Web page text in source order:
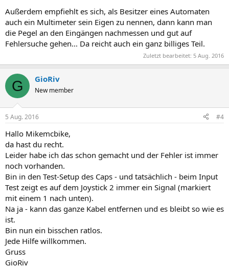
Außerdem empfiehlt es sich, als Besitzer eines Automaten
auch ein Multimeter sein Eigen zu nennen, dann kann man
die Pegel an den Eingängen nachmessen und gut auf
Fehlersuche gehen... Da reicht auch ein ganz billiges Teil.
Zuletzt bearbeitet: 5 Aug. 2016
G GioRiv
New member
5 Aug. 2016 #4
Hallo Mikemcbike,
da hast du recht.
Leider habe ich das schon gemacht und der Fehler ist immer
noch vorhanden.
Bin in den Test-Setup des Caps - und tatsächlich - beim Input
Test zeigt es auf dem Joystick 2 immer ein Signal (markiert
mit einem 1 nach unten).
Na ja - kann das ganze Kabel entfernen und es bleibt so wie es
ist.
Bin nun ein bisschen ratlos.
Jede Hilfe willkommen.
Gruss
GioRiv